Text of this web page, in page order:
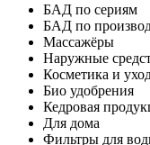
БАД по сериям
БАД по
Массажёры
Наружные
Косметика и
Био удобрения
Кедровая
Для дома
Фильтры для